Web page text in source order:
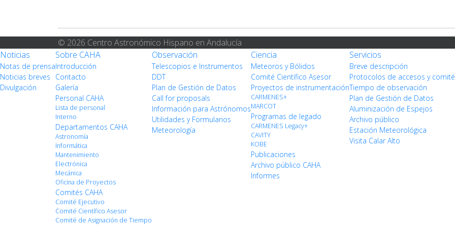
© 2026 Centro Astronómico Hispano en Andalucía
Noticias
Notas de prensa
Noticias breves
Divulgación
Sobre CAHA
Introducción
Contacto
Galería
Personal CAHA
Lista de personal
Interno
Departamentos CAHA
Astronomía
Informática
Mantenimiento
Electrónica
Mecánica
Oficina de Proyectos
Comités CAHA
Comité Ejecutivo
Comité Científico Asesor
Comité de Asignación de Tiempo
Observación
Telescopios e Instrumentos
DDT
Plan de Gestión de Datos
Call for proposals
Información para Astrónomos
Utilidades y Formularios
Meteorología
Ciencia
Meteoros y Bólidos
Comité Científico Asesor
Proyectos de instrumentación
CARMENES+
MARCOT
Programas de legado
CARMENES Legacy+
CAVITY
KOBE
Publicaciones
Archivo público CAHA
Informes
Servicios
Breve descripción
Protocolos de accesos y
Tiempo de observación
Plan de Gestión de Datos
Aluminización de Espejos
Archivo público
Estación Meteorológica
Visita Calar Alto